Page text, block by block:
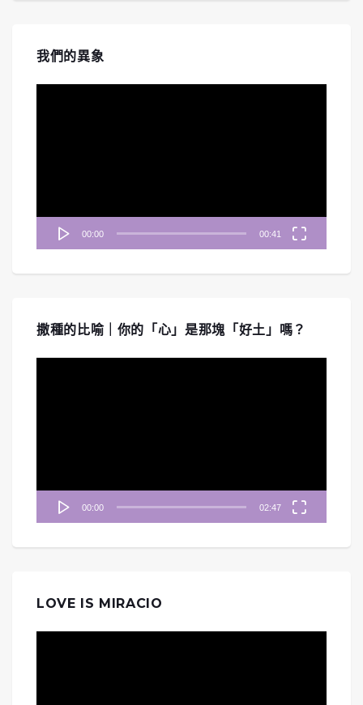
我們的異象
00:00 00:41
撒種的比喻｜你的「心」是那塊「好土」嗎？
00:00 02:47
LOVE IS MIRACIO